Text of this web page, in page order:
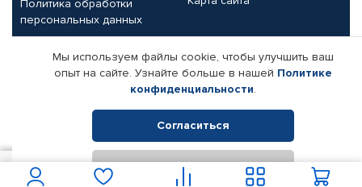
Политика обработки
персональных данных
Партнерам
Корпоративным клиентам
Поставщикам
Реквизиты компании
© КАМАЗ ЦЕНТР ДОНЕЦК, 2015-2026. Все права защищены.
Интернет-магазин автомобильных товаров Автопрофи.
Мы используем файлы cookie, чтобы улучшить ваш
опыт на сайте. Узнайте больше в нашей Политике
конфиденциальности.
Согласиться
Отклонить
В корзину